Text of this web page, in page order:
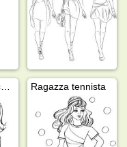
Ragazza tennista